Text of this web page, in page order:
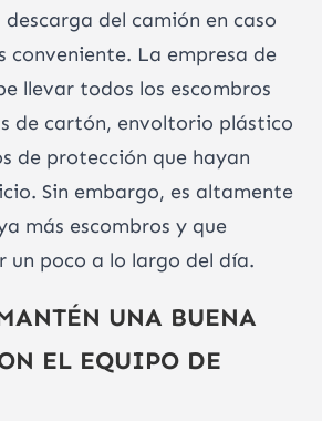
del camión en caso
conveniente. La empresa de
llevar todos los escombros
de cartón, envoltorio plástico
de protección que hayan
Sin embargo, es altamente
más escombros y que
un poco a lo largo del día.
UNA BUENA
EL EQUIPO DE